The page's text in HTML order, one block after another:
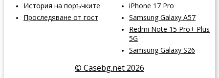
История на поръчките
Проследяване от гост
iPhone 17 Pro
Samsung Galaxy A57
Redmi Note 15 Pro+ Plus
5G
Samsung Galaxy S26
© Casebg.net 2026